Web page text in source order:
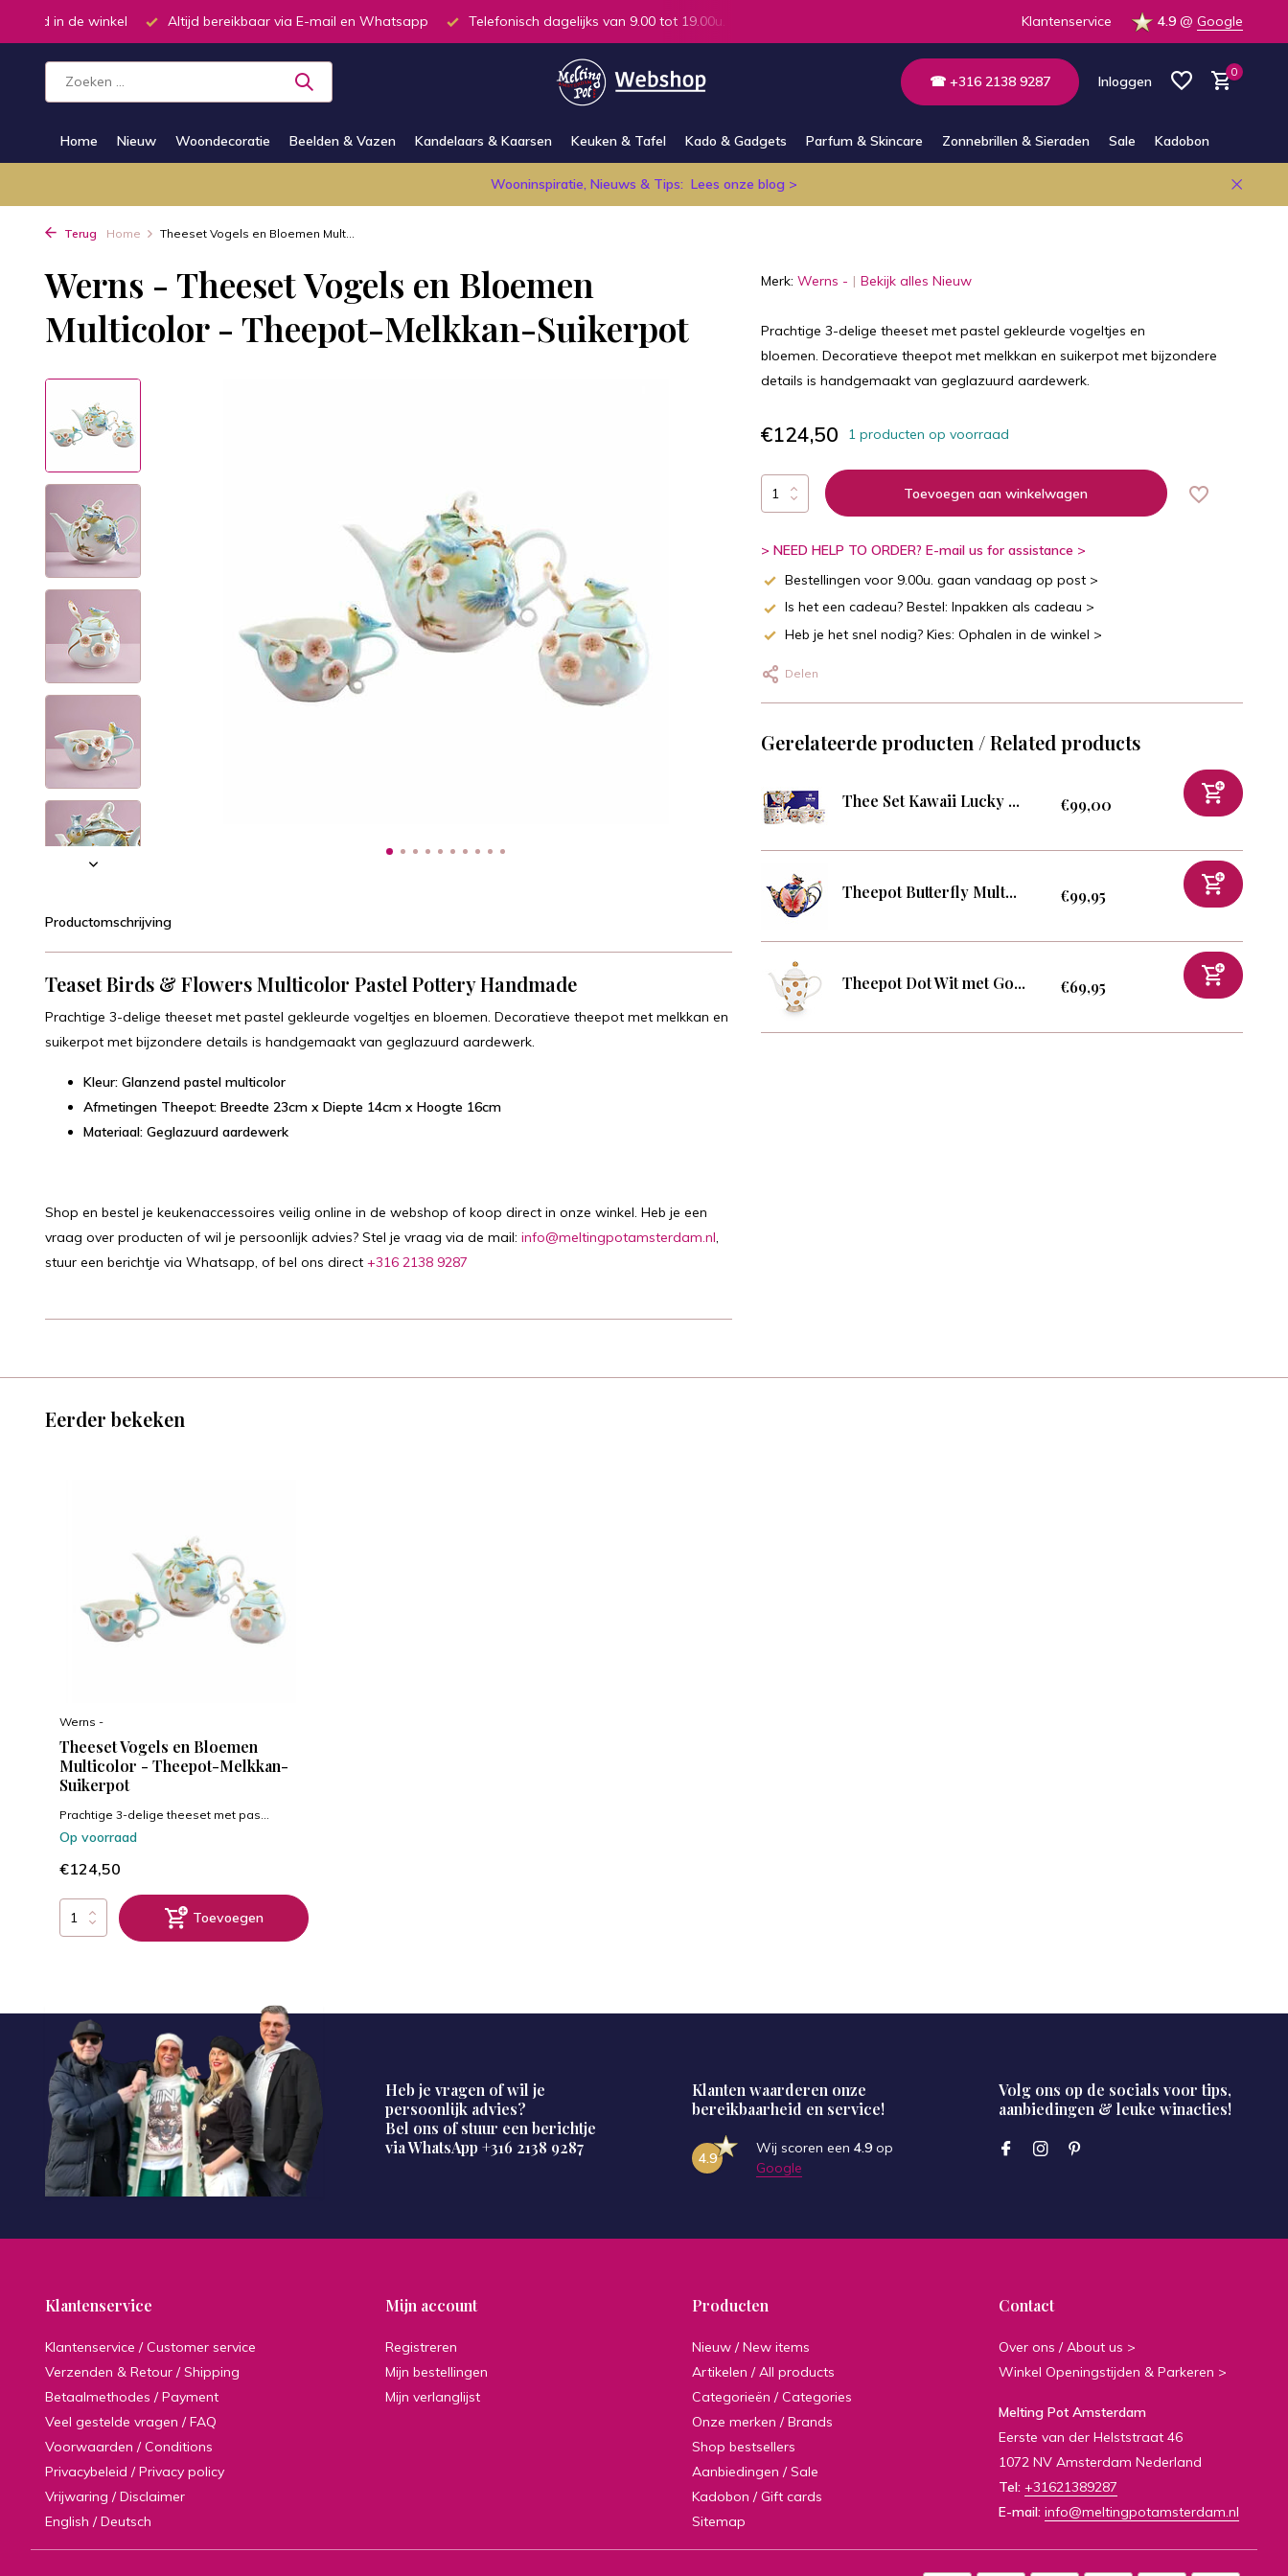
in de winkel Altijd bereikbaar via E-mail en Whatsapp Telefonisch dagelijks van 9.00 tot 19.00u. Klantenservice 4.9 @ Google
☎ +316 2138 9287 Inloggen
0
Home Nieuw Woondecoratie Beelden & Vazen Kandelaars & Kaarsen Keuken & Tafel Kado & Gadgets Parfum & Skincare Zonnebrillen & Sieraden Sale Kadobon
Wooninspiratie, Nieuws & Tips: Lees onze blog >
Terug Home Theeset Vogels en Bloemen Mult...
Werns - Theeset Vogels en Bloemen
Multicolor - Theepot-Melkkan-Suikerpot
Productomschrijving
Teaset Birds & Flowers Multicolor Pastel Pottery Handmade
Prachtige 3-delige theeset met pastel gekleurde vogeltjes en bloemen. Decoratieve theepot met melkkan en
suikerpot met bijzondere details is handgemaakt van geglazuurd aardewerk.
Kleur: Glanzend pastel multicolor
Afmetingen Theepot: Breedte 23cm x Diepte 14cm x Hoogte 16cm
Materiaal: Geglazuurd aardewerk
Shop en bestel je keukenaccessoires veilig online in de webshop of koop direct in onze winkel. Heb je een
vraag over producten of wil je persoonlijk advies? Stel je vraag via de mail: info@meltingpotamsterdam.nl,
stuur een berichtje via Whatsapp, of bel ons direct +316 2138 9287
Merk: Werns - Bekijk alles Nieuw
Prachtige 3-delige theeset met pastel gekleurde vogeltjes en
bloemen. Decoratieve theepot met melkkan en suikerpot met bijzondere
details is handgemaakt van geglazuurd aardewerk.
€124,50 1 producten op voorraad
Toevoegen aan winkelwagen
> NEED HELP TO ORDER? E-mail us for assistance >
Bestellingen voor 9.00u. gaan vandaag op post >
Is het een cadeau? Bestel: Inpakken als cadeau >
Heb je het snel nodig? Kies: Ophalen in de winkel >
Delen
Gerelateerde producten / Related products
Thee Set Kawaii Lucky ... €99,00
Theepot Butterfly Mult... €99,95
Theepot Dot Wit met Go... €69,95
Eerder bekeken
Werns -
Theeset Vogels en Bloemen
Multicolor - Theepot-Melkkan-
Suikerpot
Prachtige 3-delige theeset met pas...
Op voorraad
€124,50
Toevoegen
Heb je vragen of wil je
persoonlijk advies?
Bel ons of stuur een berichtje
via WhatsApp +316 2138 9287
Klanten waarderen onze
bereikbaarheid en service!
4.9
Wij scoren een 4.9 op
Google
Volg ons op de socials voor tips,
aanbiedingen & leuke winacties!
Klantenservice
Klantenservice / Customer service
Verzenden & Retour / Shipping
Betaalmethodes / Payment
Veel gestelde vragen / FAQ
Voorwaarden / Conditions
Privacybeleid / Privacy policy
Vrijwaring / Disclaimer
English / Deutsch
Mijn account
Registreren
Mijn bestellingen
Mijn verlanglijst
Producten
Nieuw / New items
Artikelen / All products
Categorieën / Categories
Onze merken / Brands
Shop bestsellers
Aanbiedingen / Sale
Kadobon / Gift cards
Sitemap
Contact
Over ons / About us >
Winkel Openingstijden & Parkeren >
Melting Pot Amsterdam
Eerste van der Helststraat 46
1072 NV Amsterdam Nederland
Tel: +31621389287
E-mail: info@meltingpotamsterdam.nl